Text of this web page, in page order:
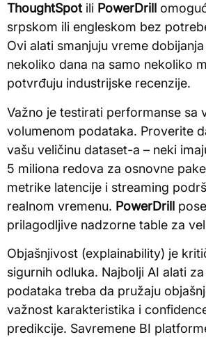
ThoughtSpotili PowerDrill
srpskom ili engleskom bez
Ovi alati smanjuju vreme
nekoliko dana na samo nekoliko
potvrđuju industrijske recenzije.
Važno je testirati performanse sa
volumenom podataka. Proverite
vašu veličinu dataset-a – neki
5 miliona redova za osnovne
metrike latencije i streaming
realnom vremenu. PowerDrill
prilagodljive nadzorne table za
Objašnjivost (explainability) je
sigurnih odluka. Najbolji AI alati
podataka treba da pružaju
važnost karakteristika i
predikcije. Savremene BI